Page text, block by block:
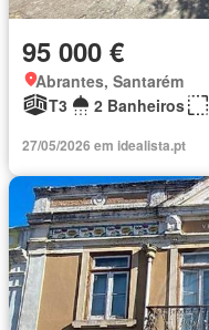
95 000 €
Abrantes, Santarém
T3
2 Banheiros
27/05/2026 em idealista.pt